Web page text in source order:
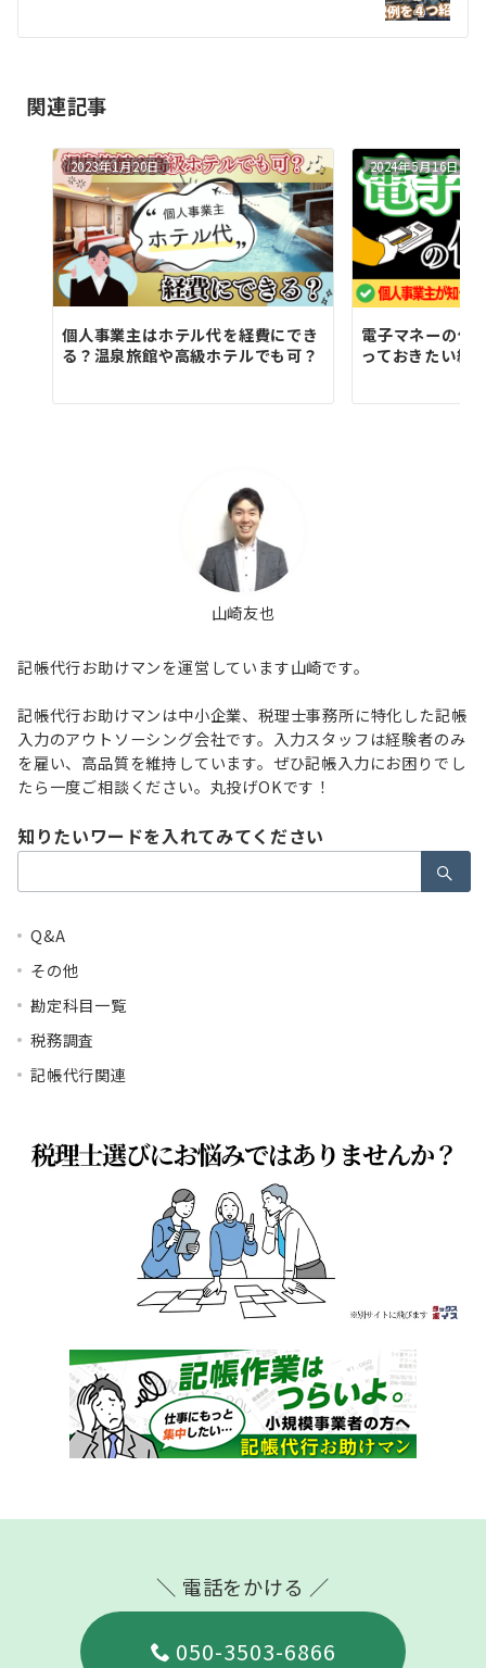
シ
ン
関連記事
2023年1月20日
個人事業主はホテル代を経費にでき
る？温泉旅館や高級ホテルでも可？
2024年5月16日
電子マネーの仕
っておきたい経
山崎友也
記帳代行お助けマンを運営しています山崎です。
記帳代行お助けマンは中小企業、税理士事務所に特化した記帳
入力のアウトソーシング会社です。入力スタッフは経験者のみ
を雇い、高品質を維持しています。ぜひ記帳入力にお困りでし
たら一度ご相談ください。丸投げOKです！
知りたいワードを入れてみてください
索：
Q&A
その他
勘定科目一覧
税務調査
記帳代行関連
＼ 電話をかける ／
050-3503-6866